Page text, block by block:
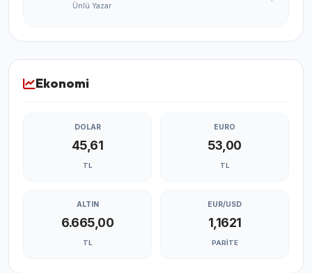
Ünlü Yazar
Ekonomi
DOLAR
45,61
TL
EURO
53,00
TL
ALTIN
6.665,00
TL
EUR/USD
1,1621
PARITE